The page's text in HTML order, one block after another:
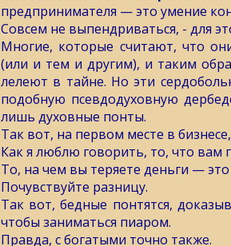
предпринимателя — это умение
Совсем не выпендриваться, - для
Многие, которые считают, что
(или и тем и другим), и таким
лелеют в тайне. Но эти
подобную псевдодуховную
лишь духовные понты.
Так вот, на первом месте в
Как я люблю говорить, то, что
То, на чем вы теряете деньги — это
Почувствуйте разницу.
Так вот, бедные понтятся,
чтобы заниматься пиаром.
Правда, с богатыми точно также.